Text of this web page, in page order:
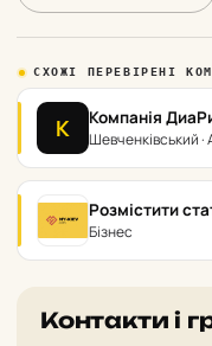
СХОЖІ ПЕРЕВІРЕНІ
К Компанія
Шевченківський ·
Розмістити
Бізнес
Контакти і